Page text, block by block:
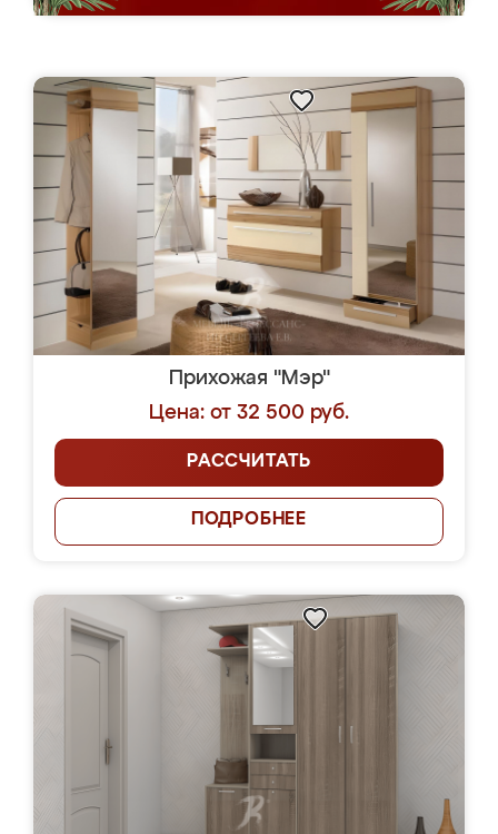
Прихожая "Мэр"
Цена: от 32 500 руб.
РАССЧИТАТЬ
ПОДРОБНЕЕ